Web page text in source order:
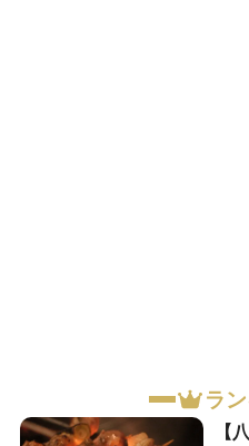
ラ
【